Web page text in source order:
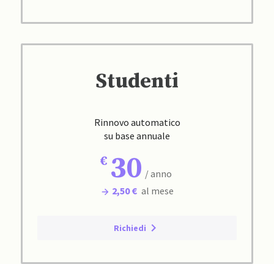
Studenti
Rinnovo automatico
su base annuale
30 / anno
2,50 € al mese
Richiedi